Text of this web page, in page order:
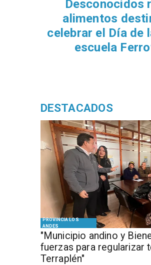
PROVINCIA LOS
ANDES
"Municipio andino y
fuerzas para regularizar
Terraplén"
Desconocidos
alimentos
celebrar el Día de
escuela
DESTACADOS